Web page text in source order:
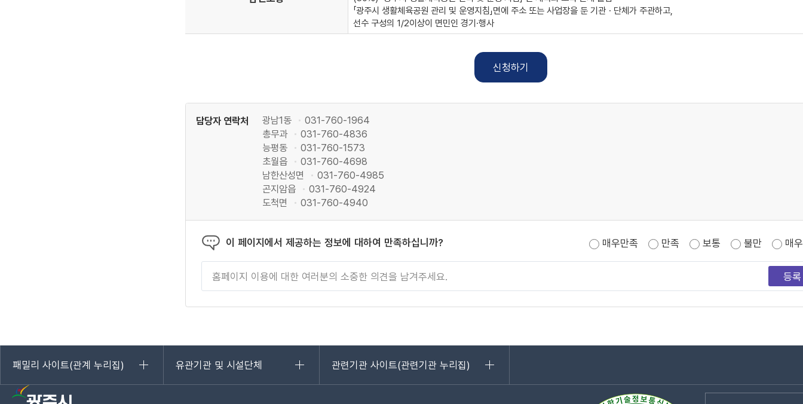
「광주시 생활체육공원 관리 및 운영지침」면에 주소 또는 사업장을 둔 기관ㆍ단체가 주관하고,
선수 구성의 1/2이상이 면민인 경기·행사
담당자 연락처 광남1동
031-760-1964
총무과
031-760-4836
능평동
031-760-1573
초월읍
031-760-4698
남한산성면
031-760-4985
곤지암읍
031-760-4924
도척면
031-760-4940
이 페이지에서 제공하는 정보에 대하여 만족하십니까? 매우만족 만족 보통 불만 매
패밀리 사이트(관계 누리집) 유관기관 및 시설단체 관련기관 사이트(관련기관 누리집)